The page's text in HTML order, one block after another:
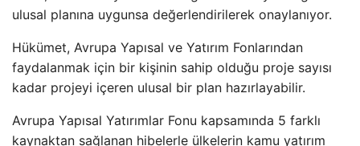
ulusal planına uygunsa değerlendirilerek onaylanıyor.
Hükümet, Avrupa Yapısal ve Yatırım Fonlarından
faydalanmak için bir kişinin sahip olduğu proje sayısı
kadar projeyi içeren ulusal bir plan hazırlayabilir.
Avrupa Yapısal Yatırımlar Fonu kapsamında 5 farklı
kaynaktan sağlanan hibelerle ülkelerin kamu yatırım